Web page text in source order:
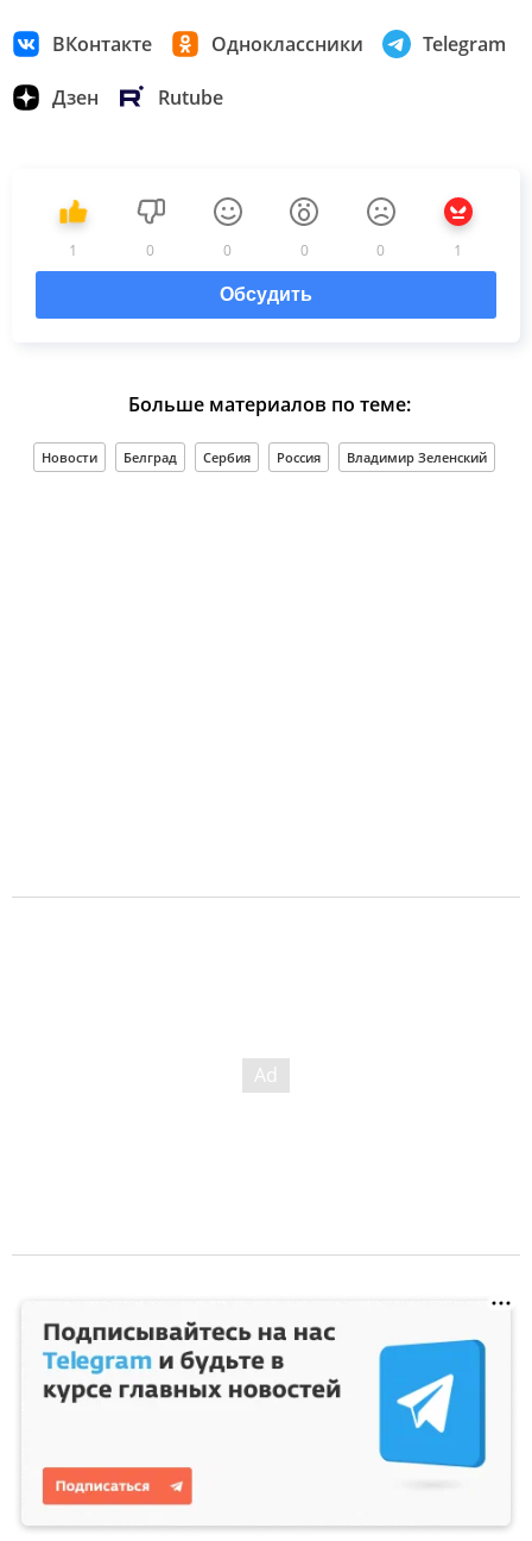
ВКонтакте Одноклассники Telegram
Дзен Rutube
1 0 0 0 0 1
Обсудить
Больше материалов по теме:
Новости Белград Сербия Россия Владимир Зеленский